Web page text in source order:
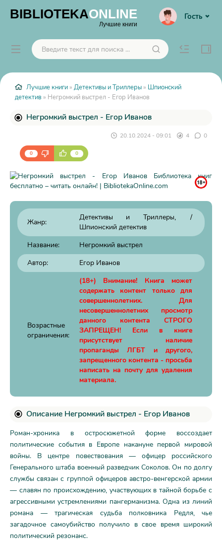
BIBLIOTEKAONLINE
Лучшие книги
Гость
Лучшие книги » Детективы и Триллеры » Шпионский
детектив » Негромкий выстрел - Егор Иванов
Негромкий выстрел - Егор Иванов
20.10.2024 - 09:01 4 0
0 0
Жанр:
Детективы и Триллеры
/
Шпионский детектив
Название:
Негромкий выстрел
Автор:
Егор Иванов
Возрастные
ограничения:
(18+) Внимание! Книга может
содержать контент только для
совершеннолетних. Для
несовершеннолетних просмотр
данного контента СТРОГО
ЗАПРЕЩЕН! Если в книге
присутствует наличие
пропаганды ЛГБТ и другого,
запрещенного контента - просьба
написать на почту для удаления
материала.
Описание Негромкий выстрел - Егор Иванов
Роман-хроника в остросюжетной форме воссоздает
политические события в Европе накануне первой мировой
войны. В центре повествования — офицер российского
Генерального штаба военный разведчик Соколов. Он по долгу
службы связан с группой офицеров австро-венгерской армии
— славян по происхождению, участвующих в тайной борьбе с
агрессивными устремлениями пангерманизма. Одна из линий
романа — трагическая судьба полковника Редля, чье
загадочное самоубийство получило в свое время широкий
политический резонанс.